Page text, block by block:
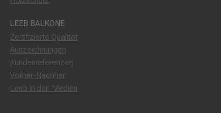
LEEB BALKONE
Zertifizierte Qualität
Auszeichnungen
Kundenreferenzen
Vorher-Nachher
Leeb in den Medien